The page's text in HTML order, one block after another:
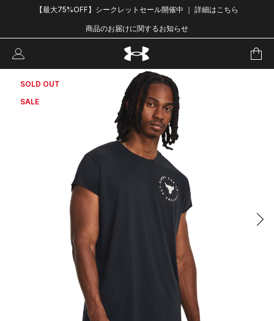
【最大75%OFF】シークレットセール開催中 ｜ 詳細はこちら
商品のお届けに関するお知らせ
SOLD OUT
SALE